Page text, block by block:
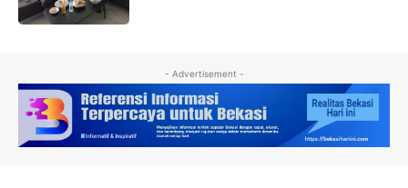
- Advertisement -